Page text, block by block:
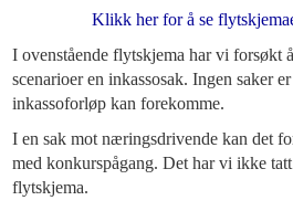
Klikk her for å se
I ovenstående flytskjema har vi forsøkt
scenarioer en inkassosak. Ingen saker
inkassoforløp kan forekomme.
I en sak mot næringsdrivende kan det
med konkurspågang. Det har vi ikke
flytskjema.